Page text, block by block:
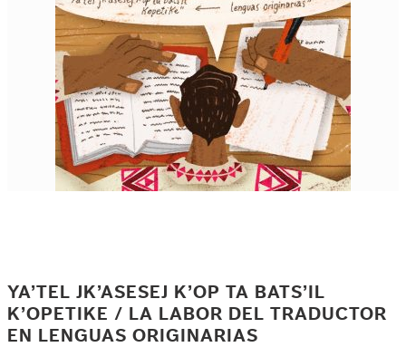
YA’TEL JK’ASESEJ K’OP TA BATS’IL
K’OPETIKE / LA LABOR DEL TRADUCTOR
EN LENGUAS ORIGINARIAS